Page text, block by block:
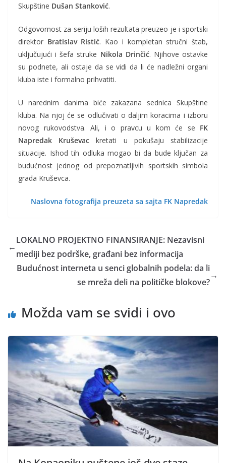
Skupštine Dušan Stanković.
Odgovornost za seriju loših rezultata preuzeo je i sportski
direktor Bratislav Ristić. Kao i kompletan stručni štab,
uključujući i šefa struke Nikola Drinčić. Njihove ostavke
su podnete, ali ostaje da se vidi da li će nadležni organi
kluba iste i formalno prihvatiti.
U narednim danima biće zakazana sednica Skupštine
kluba. Na njoj će se odlučivati o daljim koracima i izboru
novog rukovodstva. Ali, i o pravcu u kom će se FK
Napredak Kruševac kretati u pokušaju stabilizacije
situacije. Ishod tih odluka mogao bi da bude ključan za
budućnost jednog od prepoznatljivih sportskih simbola
grada Kruševca.
Naslovna fotografija preuzeta sa sajta FK Napredak
←
LOKALNO PROJEKTNO FINANSIRANJE: Nezavisni
mediji bez podrške, građani bez informacija
Budućnost interneta u senci globalnih podela: da li
se mreža deli na političke blokove?
→
Možda vam se svidi i ovo